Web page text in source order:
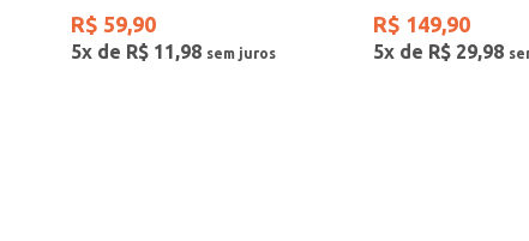
R$ 59,90
5x de R$ 11,98
R$ 149,90
5x de R$ 29,98